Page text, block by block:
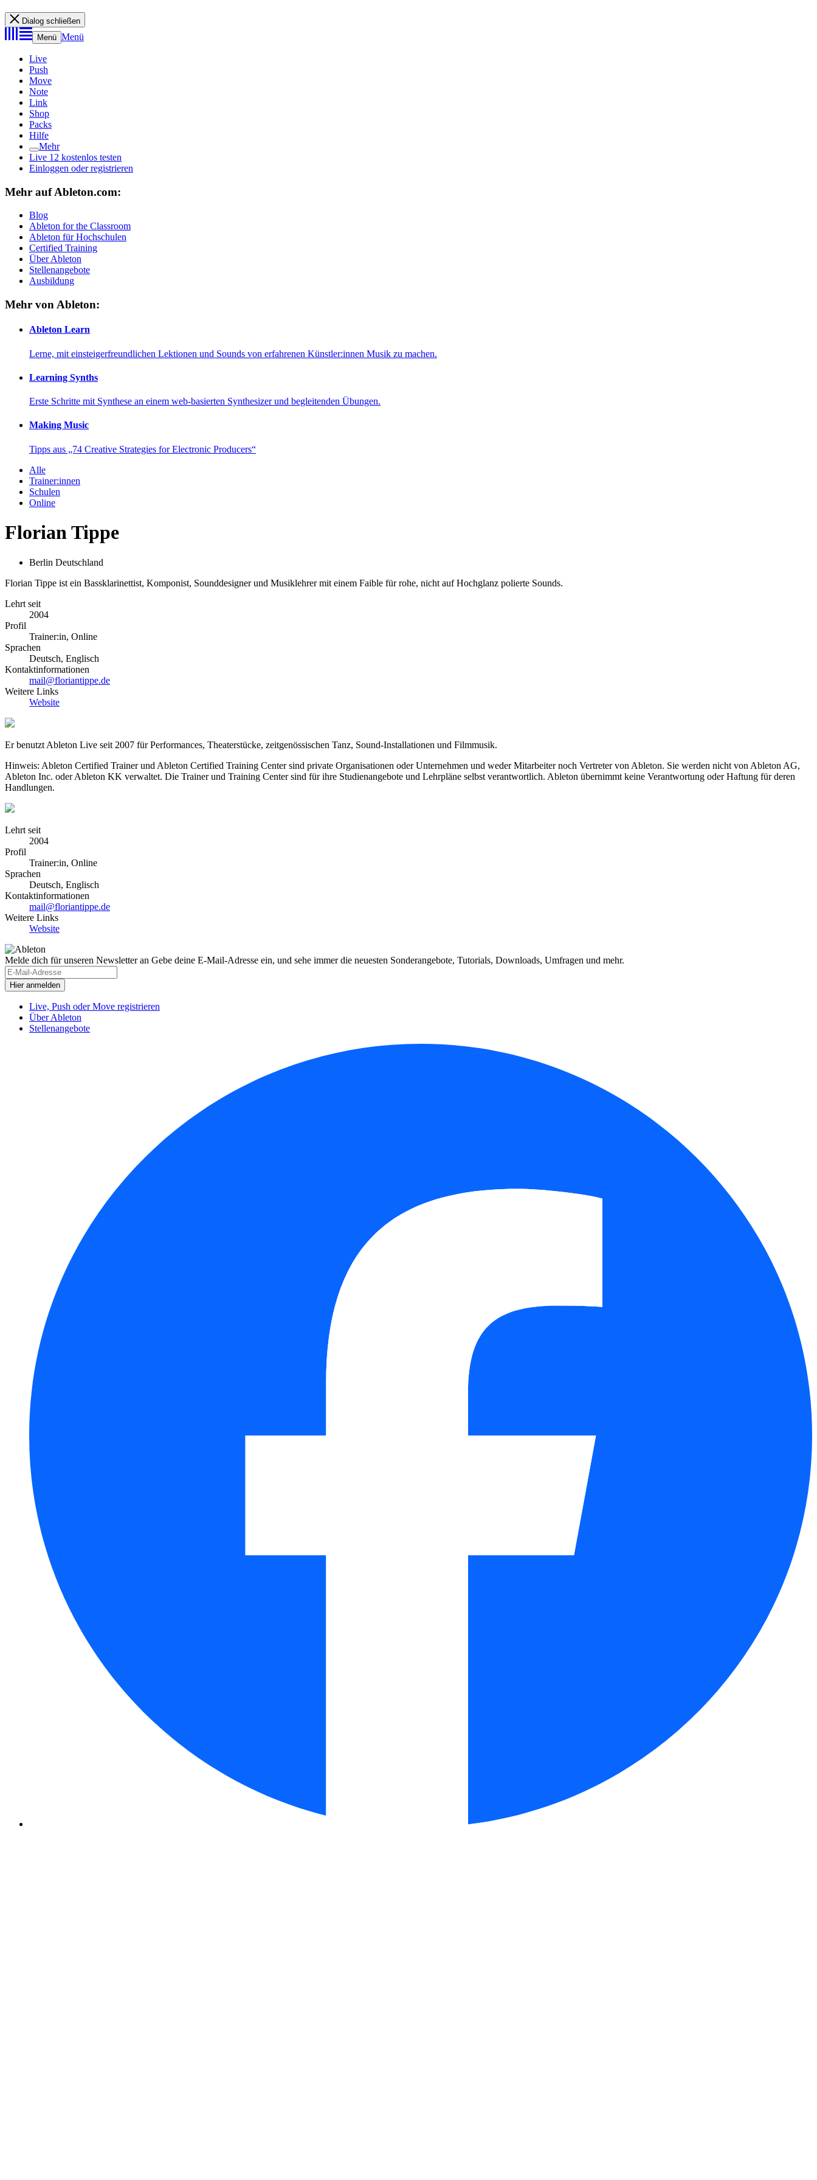
Dialog schließen
Menü Menü
Live
Push
Move
Note
Link
Shop
Packs
Hilfe
Mehr
Live 12 kostenlos testen
Einloggen oder registrieren
Mehr auf Ableton.com:
Blog
Ableton for the Classroom
Ableton für Hochschulen
Certified Training
Über Ableton
Stellenangebote
Ausbildung
Mehr von Ableton:
Ableton Learn
Lerne, mit einsteigerfreundlichen Lektionen und Sounds von erfahrenen Künstler:innen Musik zu machen.
Learning Synths
Erste Schritte mit Synthese an einem web-basierten Synthesizer und begleitenden Übungen.
Making Music
Tipps aus „74 Creative Strategies for Electronic Producers“
Alle
Trainer:innen
Schulen
Online
Florian Tippe
Berlin Deutschland
Florian Tippe ist ein Bassklarinettist, Komponist, Sounddesigner und Musiklehrer mit einem Faible für rohe, nicht auf Hochglanz polierte Sounds.
Lehrt seit
2004
Profil
Trainer:in, Online
Sprachen
Deutsch, Englisch
Kontaktinformationen
mail@floriantippe.de
Weitere Links
Website
Er benutzt Ableton Live seit 2007 für Performances, Theaterstücke, zeitgenössischen Tanz, Sound-Installationen und Filmmusik.
Hinweis: Ableton Certified Trainer und Ableton Certified Training Center sind private Organisationen oder Unternehmen und weder Mitarbeiter noch Vertreter von Ableton. Sie werden nicht von Ableton AG,
Ableton Inc. oder Ableton KK verwaltet. Die Trainer und Training Center sind für ihre Studienangebote und Lehrpläne selbst verantwortlich. Ableton übernimmt keine Verantwortung oder Haftung für deren
Handlungen.
Lehrt seit
2004
Profil
Trainer:in, Online
Sprachen
Deutsch, Englisch
Kontaktinformationen
mail@floriantippe.de
Weitere Links
Website
Melde dich für unseren Newsletter an Gebe deine E-Mail-Adresse ein, und sehe immer die neuesten Sonderangebote, Tutorials, Downloads, Umfragen und mehr.
Live, Push oder Move registrieren
Über Ableton
Stellenangebote